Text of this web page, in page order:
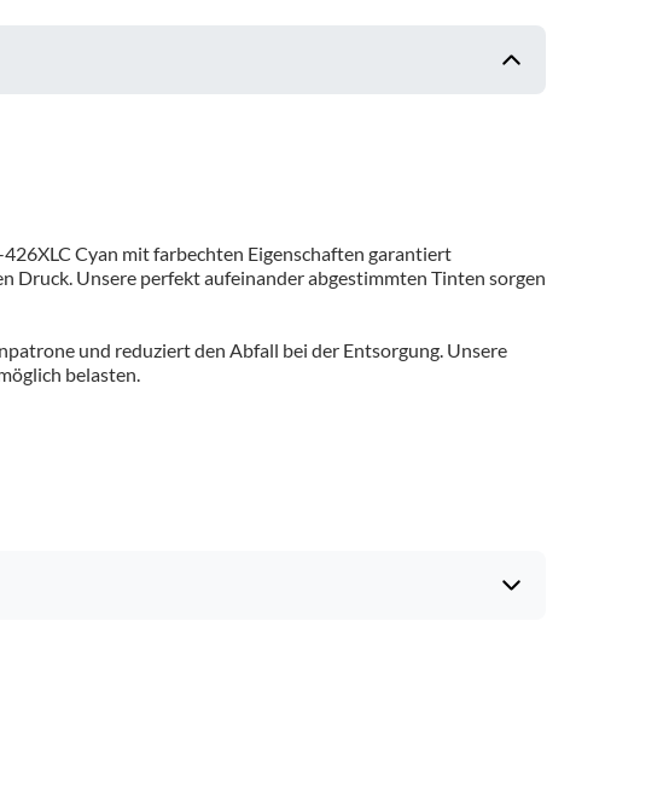
Cyan mit farbechten Eigenschaften garantiert
Druck. Unsere perfekt aufeinander abgestimmten Tinten sorgen
und reduziert den Abfall bei der Entsorgung. Unsere
belasten.